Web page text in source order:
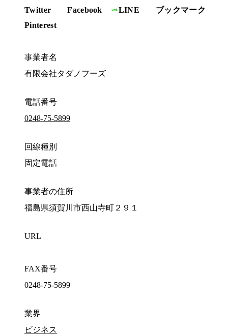
Twitter Facebook LINE
ブックマーク
Pinterest
事業者名
有限会社タダノフーズ
電話番号
0248-75-5899
回線種別
固定電話
事業者の住所
福島県須賀川市西山寺町２９１
URL
FAX番号
0248-75-5899
業界
ビジネス